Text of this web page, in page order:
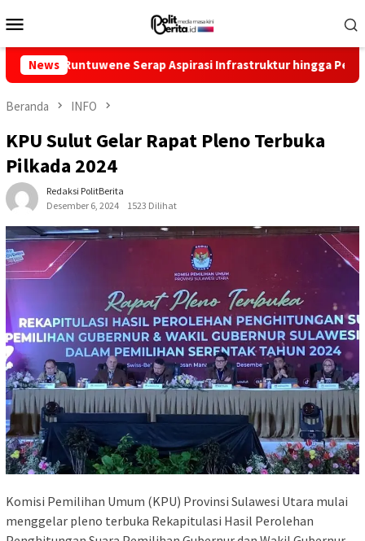
ke
Mobile
NewsSerap Aspirasi Infrastruktur hingga Pemberdayaan
Beranda INFO
KPU Sulut Gelar Rapat Pleno Terbuka
Pilkada 2024
Redaksi PolitBerita
Desember 6, 2024
1523 Dilihat
Komisi Pemilihan Umum (KPU) Provinsi Sulawesi Utara mulai
menggelar pleno terbuka Rekapitulasi Hasil Perolehan